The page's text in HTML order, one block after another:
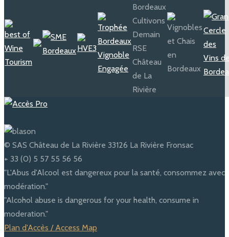
© SAS Château de La Rivière 33126 La Rivière Fronsac
+ 33 (0) 5 57 55 56 56
"L'Abus d'Alcool est dangereux pour la santé, consommez avec
modération."
"Alcohol abuse is dangerous for your health, consume in
moderation."
Plan d'Accès / Access Map